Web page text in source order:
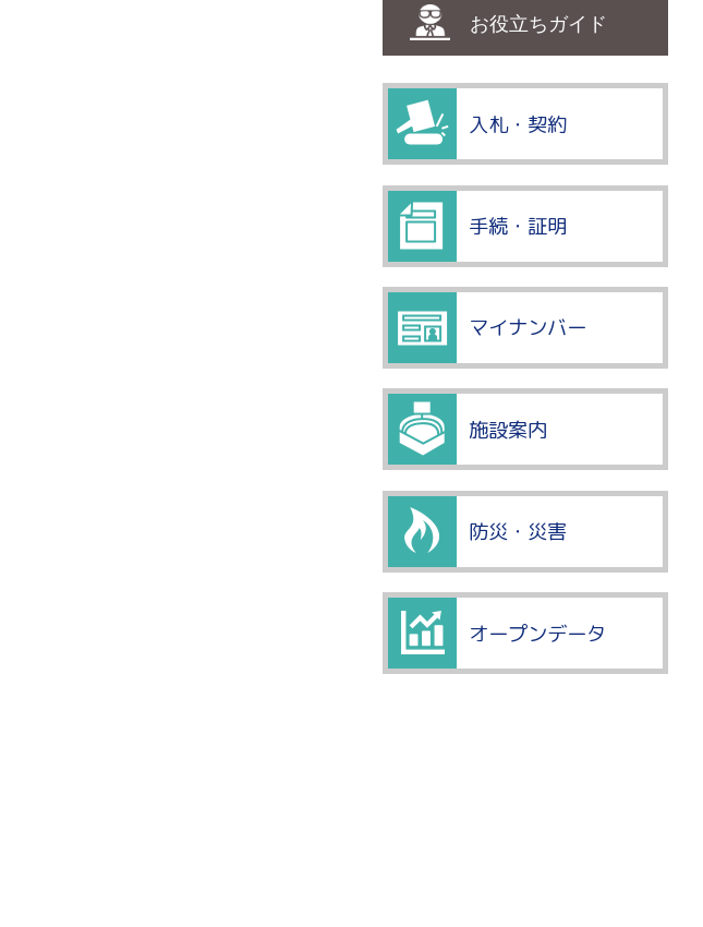
お役立ちガイド
入札・契約
手続・証明
マイナンバー
施設案内
防災・災害
オープンデータ